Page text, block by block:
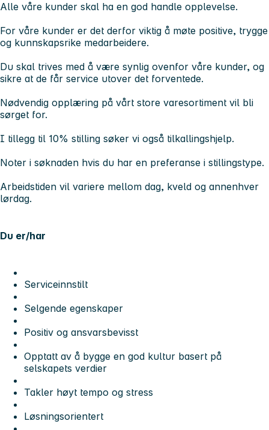
Alle våre kunder skal ha en god handle opplevelse.
For våre kunder er det derfor viktig å møte positive, trygge
og kunnskapsrike medarbeidere.
Du skal trives med å være synlig ovenfor våre kunder, og
sikre at de får service utover det forventede.
Nødvendig opplæring på vårt store varesortiment vil bli
sørget for.
I tillegg til 10% stilling søker vi også tilkallingshjelp.
Noter i søknaden hvis du har en preferanse i stillingstype.
Arbeidstiden vil variere mellom dag, kveld og annenhver
lørdag.
Du er/har
Serviceinnstilt
Selgende egenskaper
Positiv og ansvarsbevisst
Opptatt av å bygge en god kultur basert på
selskapets verdier
Takler høyt tempo og stress
Løsningsorientert